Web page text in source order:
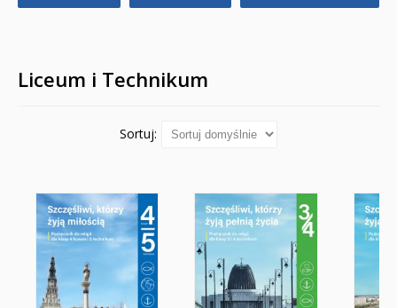
Klasa 3
Szkoła podstawowa 5-8
Klasa 7
Klasa 8
Liceum i Technikum
Klasa 1 liceum i technikum
Liceum i Technikum
Sortuj: